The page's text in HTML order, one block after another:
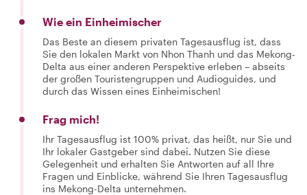
Wie ein Einheimischer
Das Beste an diesem privaten Tagesausflug ist, dass
Sie den lokalen Markt von Nhon Thanh und das Mekong-
Delta aus einer anderen Perspektive erleben – abseits
der großen Touristengruppen und Audioguides, und
durch das Wissen eines Einheimischen!
Frag mich!
Ihr Tagesausflug ist 100% privat, das heißt, nur Sie und
Ihr lokaler Gastgeber sind dabei. Nutzen Sie diese
Gelegenheit und erhalten Sie Antworten auf all Ihre
Fragen und Einblicke, während Sie Ihren Tagesausflug
ins Mekong-Delta unternehmen.